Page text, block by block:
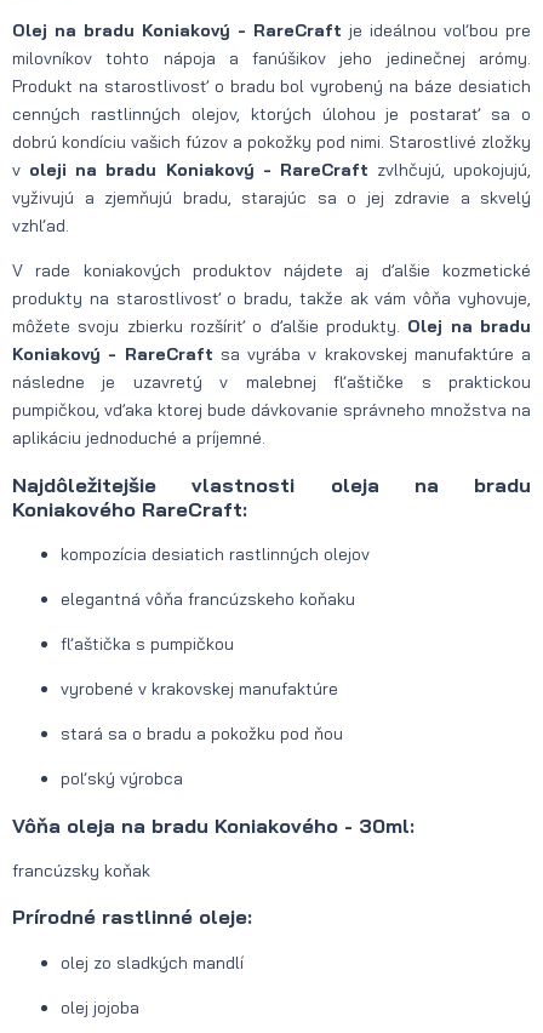
Olej na bradu Koniakový - RareCraft je ideálnou voľbou pre
milovníkov tohto nápoja a fanúšikov jeho jedinečnej arómy.
Produkt na starostlivosť o bradu bol vyrobený na báze desiatich
cenných rastlinných olejov, ktorých úlohou je postarať sa o
dobrú kondíciu vašich fúzov a pokožky pod nimi. Starostlivé zložky
v oleji na bradu Koniakový - RareCraft zvlhčujú, upokojujú,
vyživujú a zjemňujú bradu, starajúc sa o jej zdravie a skvelý
vzhľad.
V rade koniakových produktov nájdete aj ďalšie kozmetické
produkty na starostlivosť o bradu, takže ak vám vôňa vyhovuje,
môžete svoju zbierku rozšíriť o ďalšie produkty. Olej na bradu
Koniakový - RareCraft sa vyrába v krakovskej manufaktúre a
následne je uzavretý v malebnej fľaštičke s praktickou
pumpičkou, vďaka ktorej bude dávkovanie správneho množstva na
aplikáciu jednoduché a príjemné.
Najdôležitejšie vlastnosti oleja na bradu
Koniakového RareCraft:
kompozícia desiatich rastlinných olejov
elegantná vôňa francúzskeho koňaku
fľaštička s pumpičkou
vyrobené v krakovskej manufaktúre
stará sa o bradu a pokožku pod ňou
poľský výrobca
Vôňa oleja na bradu Koniakového - 30ml:
francúzsky koňak
Prírodné rastlinné oleje:
olej zo sladkých mandlí
olej jojoba